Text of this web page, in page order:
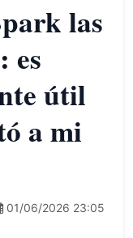
las
es
útil
a mi
01/06/2026 23:05